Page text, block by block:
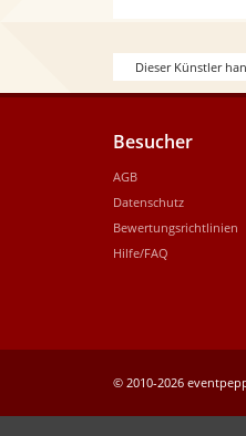
Dieser Künstler
Besucher
AGB
Datenschutz
Bewertungsrichtlinien
Hilfe/FAQ
© 2010-2026